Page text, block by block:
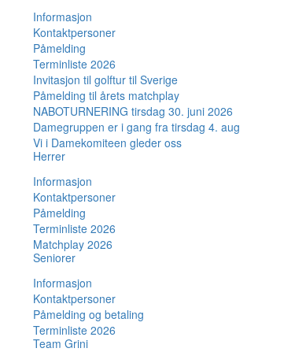
Informasjon
Kontaktpersoner
Påmelding
Terminliste 2026
Invitasjon til golftur til Sverige
Påmelding til årets matchplay
NABOTURNERING tirsdag 30. juni 2026
Damegruppen er i gang fra tirsdag 4. aug
Vi i Damekomiteen gleder oss
Herrer
Informasjon
Kontaktpersoner
Påmelding
Terminliste 2026
Matchplay 2026
Seniorer
Informasjon
Kontaktpersoner
Påmelding og betaling
Terminliste 2026
Team Grini